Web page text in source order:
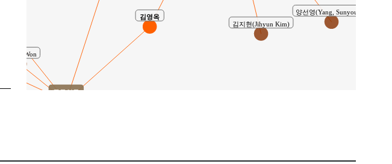
Lee, Si Won
김지현(Jihyun Kim)
양선영(Yang, Sunyoung)
김영옥